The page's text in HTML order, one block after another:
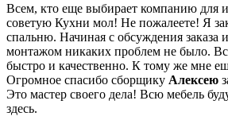
Всем, кто еще выбирает компанию для
советую Кухни мол! Не пожалеете! Я
спальню. Начиная с обсуждения заказа
монтажом никаких проблем не было.
быстро и качественно. К тому же мне
Огромное спасибо сборщику Алексею
Это мастер своего дела! Всю мебель
здесь.